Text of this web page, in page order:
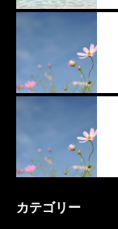
カテゴリー